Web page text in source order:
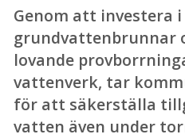
Genom att investera i
grundvattenbrunnar
lovande
vattenverk, tar
för att säkerställa
vatten även under